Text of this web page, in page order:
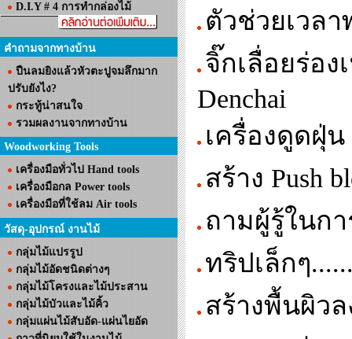
D.I.Y # 4 การทำกล่องไม้
คำถามจากทางบ้าน
ปืนลมยิงแล้วหัวตะปูจมลึกมาก
ปรับยังไง?
กระทู้น่าสนใจ
รวมผลงานจากทางบ้าน
Woodworking Tools
เครื่องมือทั่วไป Hand tools
เครื่องมือกล Power tools
เครื่องมือที่ใช้ลม Air tools
วัสดุ-อุปกรณ์ งานไม้
กลุ่มไม้แปรรูป
กลุ่มไม้อัดชนิดต่างๆ
กลุ่มไม้โครงและไม้ประสาน
กลุ่มไม้บัวและไม้คิ้ว
กลุ่มแผ่นไม้สับอัด-แผ่นไยอัด
ตัวช่วยเวล
จิ๊กเลื่อยร่อ
Denchai
เครื่องดูดฝุ่
สร้าง Push
ถามผู้รู้ในก
ทริปเล็กๆ
สร้างพื้นผิว